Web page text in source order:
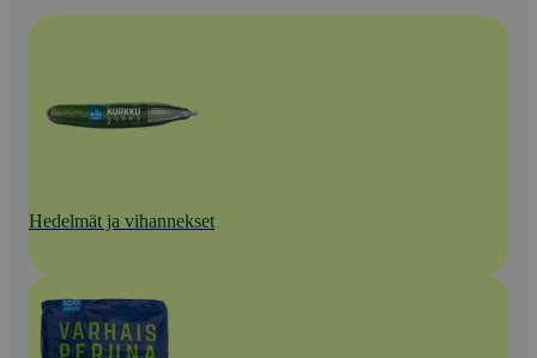
Hedelmät ja vihannekset